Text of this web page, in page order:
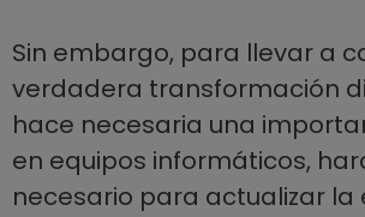
Sin embargo, para llevar a
verdadera transformación
hace necesaria una
en equipos informáticos,
necesario para actualizar la